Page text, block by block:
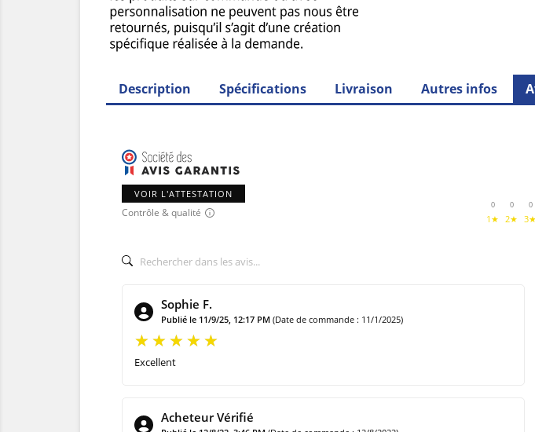
Description Spécifications Livraison Autres infos
VOIR L'ATTESTATION
Contrôle & qualité
0
1★
0
2★
0
3★
Sophie F.
Publié le 11/9/25, 12:17 PM (Date de commande : 11/1/2025)
Excellent
Acheteur Vérifié